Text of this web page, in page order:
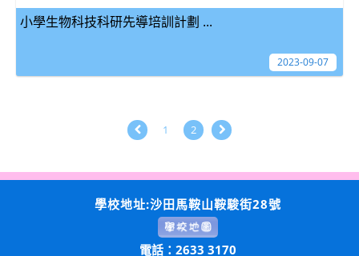
小學生物科技科研先導培訓計劃 ...
2023-09-07
1 2
學校地址:沙田馬鞍山鞍駿街28號
電話：2633 3170